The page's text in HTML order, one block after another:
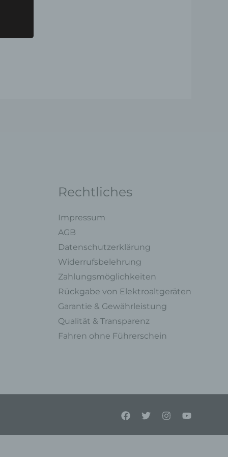
Rechtliches
Impressum
AGB
Datenschutzerklärung
Widerrufsbelehrung
Zahlungsmöglichkeiten
Rückgabe von Elektroaltgeräten
Garantie & Gewährleistung
Qualität & Transparenz
Fahren ohne Führerschein